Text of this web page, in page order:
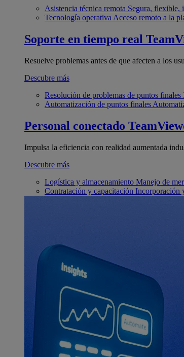
Asistencia técnica remota Segura, flexible,
Tecnología operativa Acceso remoto a la
Soporte en tiempo real
Resuelve problemas antes de que afecten a los
Descubre más
Resolución de problemas de puntos finales
Automatización de puntos finales
Personal conectado
Impulsa la eficiencia con realidad aumentada
Descubre más
Logística y almacenamiento Manejo de
Contratación y capacitación Incorporación